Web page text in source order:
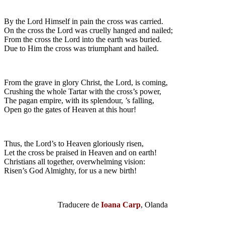
By the Lord Himself in pain the cross was carried.
On the cross the Lord was cruelly hanged and nailed;
From the cross the Lord into the earth was buried.
Due to Him the cross was triumphant and hailed.
From the grave in glory Christ, the Lord, is coming,
Crushing the whole Tartar with the cross’s power,
The pagan empire, with its splendour, ’s falling,
Open go the gates of Heaven at this hour!
Thus, the Lord’s to Heaven gloriously risen,
Let the cross be praised in Heaven and on earth!
Christians all together, overwhelming vision:
Risen’s God Almighty, for us a new birth!
Traducere de Ioana Carp, Olanda